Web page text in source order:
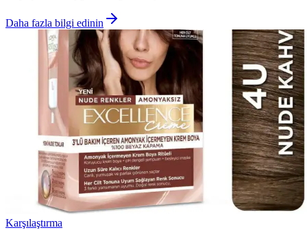
Daha fazla bilgi edinin
Karşılaştırma